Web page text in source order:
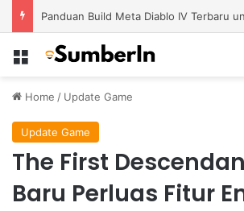
Menu
Home / Update Game
Update Game
The First
Baru Perluas Fitur